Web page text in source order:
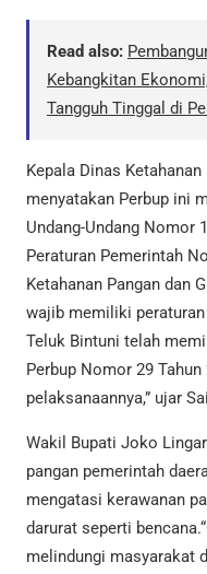
Read also:
Kebangkitan
Tangguh Tinggal di
Kepala Dinas
menyatakan Perbup ini
Undang-Undang Nomor
Peraturan Pemerintah
Ketahanan Pangan dan
wajib memiliki
Teluk Bintuni telah
Perbup Nomor 29
pelaksanaannya,” ujar
Wakil Bupati Joko
pangan pemerintah
mengatasi kerawanan
darurat seperti
melindungi masyarakat